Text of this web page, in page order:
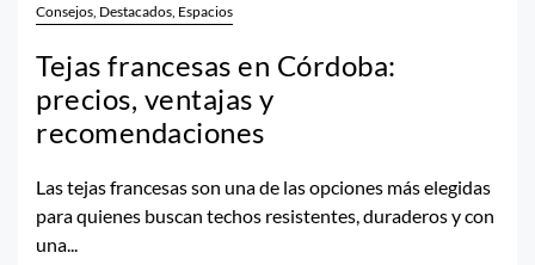
Consejos, Destacados, Espacios
Tejas francesas en Córdoba:
precios, ventajas y
recomendaciones
Las tejas francesas son una de las opciones más elegidas
para quienes buscan techos resistentes, duraderos y con
una...